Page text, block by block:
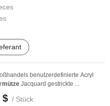
benutzerdefinierte Acryl
mütze Jacquard gestrickte ...
$ / Stück